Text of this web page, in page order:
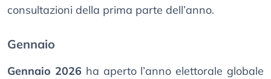
consultazioni della prima parte dell’anno.
Gennaio
Gennaio 2026 ha aperto l’anno elettorale globale